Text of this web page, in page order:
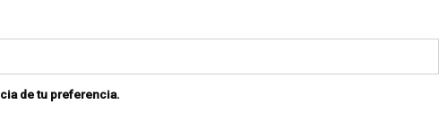
de tu preferencia.